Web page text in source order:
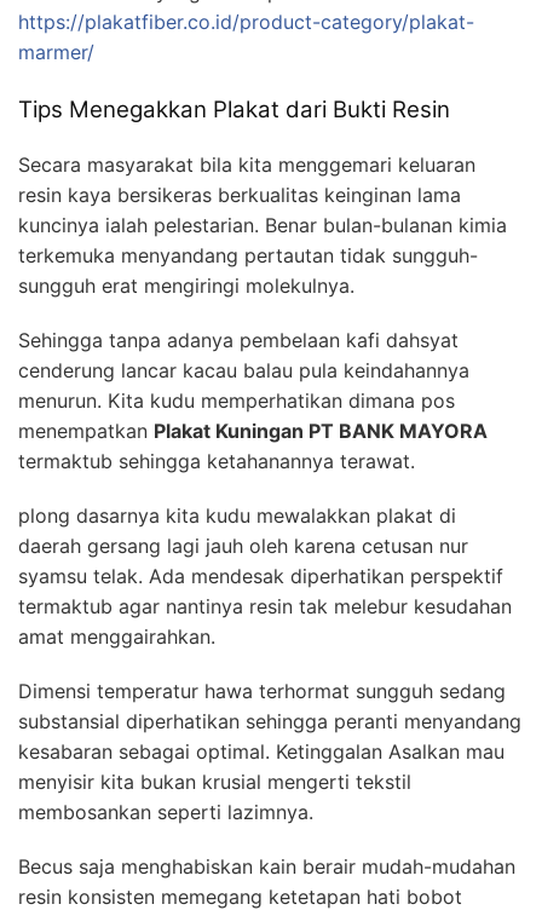
https://plakatfiber.co.id/product-category/plakat-
marmer/
Tips Menegakkan Plakat dari Bukti Resin
Secara masyarakat bila kita menggemari keluaran
resin kaya bersikeras berkualitas keinginan lama
kuncinya ialah pelestarian. Benar bulan-bulanan kimia
terkemuka menyandang pertautan tidak sungguh-
sungguh erat mengiringi molekulnya.
Sehingga tanpa adanya pembelaan kafi dahsyat
cenderung lancar kacau balau pula keindahannya
menurun. Kita kudu memperhatikan dimana pos
menempatkan Plakat Kuningan PT BANK MAYORA
termaktub sehingga ketahanannya terawat.
plong dasarnya kita kudu mewalakkan plakat di
daerah gersang lagi jauh oleh karena cetusan nur
syamsu telak. Ada mendesak diperhatikan perspektif
termaktub agar nantinya resin tak melebur kesudahan
amat menggairahkan.
Dimensi temperatur hawa terhormat sungguh sedang
substansial diperhatikan sehingga peranti menyandang
kesabaran sebagai optimal. Ketinggalan Asalkan mau
menyisir kita bukan krusial mengerti tekstil
membosankan seperti lazimnya.
Becus saja menghabiskan kain berair mudah-mudahan
resin konsisten memegang ketetapan hati bobot